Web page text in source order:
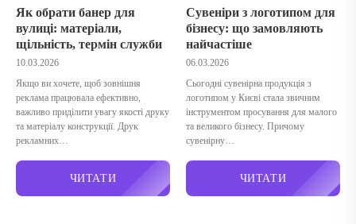
Як обрати банер для
вулиці: матеріали,
щільність, термін служби
10.03.2026
Якщо ви хочете, щоб зовнішня
реклама працювала ефективно,
важливо приділити увагу якості друку
та матеріалу конструкції. Друк
рекламних…
ЧИТАТИ
Сувеніри з логотипом для
бізнесу: що замовляють
найчастіше
06.03.2026
Сьогодні сувенірна продукція з
логотипом у Києві стала звичним
інструментом просування для малого
та великого бізнесу. Причому
сувенірну…
ЧИТАТИ